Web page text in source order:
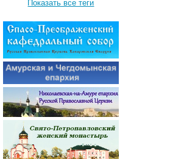
Показать все теги